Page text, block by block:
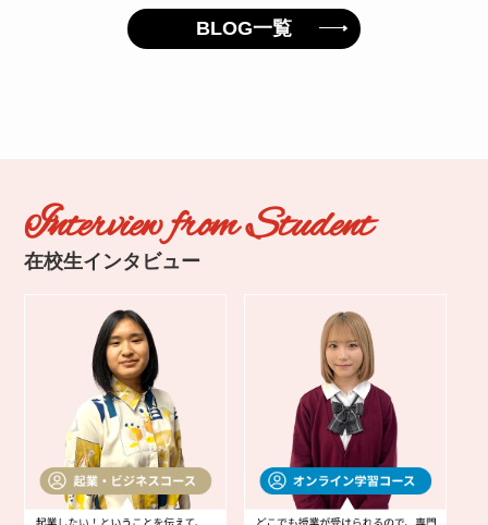
BLOG一覧
Interview from Student
在校生インタビュー